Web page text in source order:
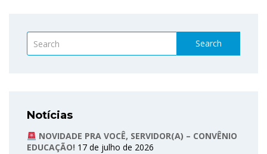
Search
Notícias
NOVIDADE PRA VOCÊ, SERVIDOR(A) – CONVÊNIO
EDUCAÇÃO! 17 de julho de 2026